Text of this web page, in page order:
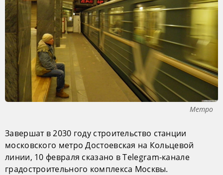
Метро
Завершат в 2030 году строительство станции
московского метро Достоевская на Кольцевой
линии, 10 февраля сказано в Telegram-канале
градостроительного комплекса Москвы.